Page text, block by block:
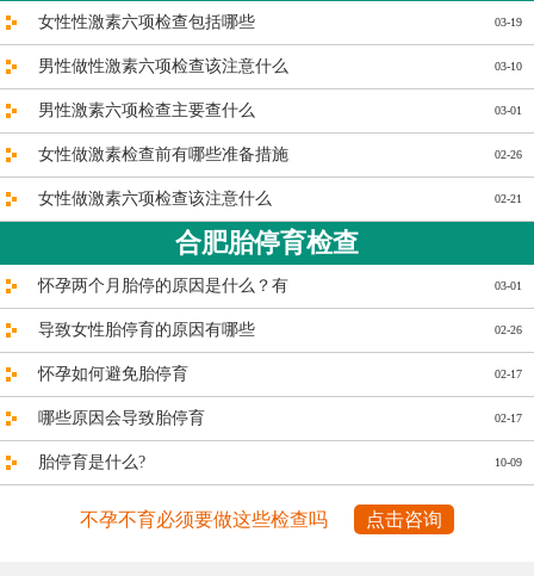
03-19
女性性激素六项检查包括哪些
03-10
男性做性激素六项检查该注意什么
03-01
男性激素六项检查主要查什么
02-26
女性做激素检查前有哪些准备措施
02-21
女性做激素六项检查该注意什么
合肥胎停育检查
03-01
怀孕两个月胎停的原因是什么？有
02-26
导致女性胎停育的原因有哪些
02-17
怀孕如何避免胎停育
02-17
哪些原因会导致胎停育
10-09
胎停育是什么?
不孕不育必须要做这些检查吗 点击咨询